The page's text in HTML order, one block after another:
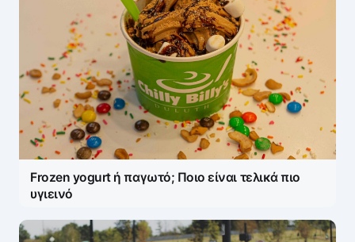
Frozen yogurt ή παγωτό; Ποιο είναι τελικά πιο
υγιεινό